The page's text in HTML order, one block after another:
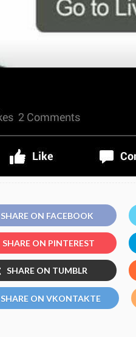
SHARE ON FACEBOOK
SHARE ON PINTEREST
SHARE ON TUMBLR
SHARE ON VKONTAKTE